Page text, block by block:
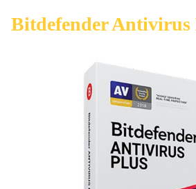
Bitdefender Antivirus